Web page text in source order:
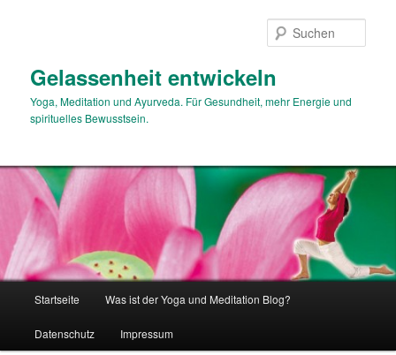
Gelassenheit entwickeln
Yoga, Meditation und Ayurveda. Für Gesundheit, mehr Energie und
spirituelles Bewusstsein.
Startseite Was ist der Yoga und Meditation Blog?
Datenschutz Impressum